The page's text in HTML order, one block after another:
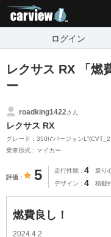
ログイン
レクサス RX 「燃
ー
roadking1422さん
レクサス RX
グレード：350h“バージョン
乗車形式：マイカー
評価 5 走行性能 4 乗り
デザイン 4 積載
燃費良し！
2024.4.2